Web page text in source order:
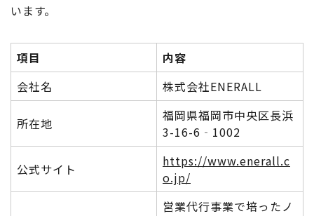
います。
項目
内容
会社名
株式会社ENERALL
所在地
福岡県福岡市中央区長浜
3-16-6‐1002
公式サイト
https://www.enerall.c
o.jp/
営業代行事業で培ったノ